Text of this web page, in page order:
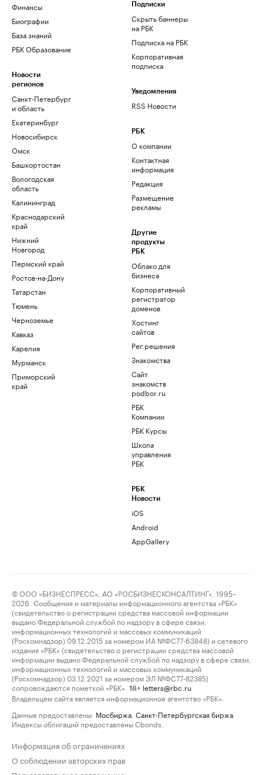
Финансы
Биографии
База знаний
РБК Образование
Новости
регионов
Санкт-Петербург
и область
Екатеринбург
Новосибирск
Омск
Башкортостан
Вологодская
область
Калининград
Краснодарский
край
Нижний
Новгород
Пермский край
Ростов-на-Дону
Татарстан
Тюмень
Черноземье
Кавказ
Карелия
Мурманск
Приморский
край
Подписки
Скрыть баннеры
на РБК
Подписка на РБК
Корпоративная
подписка
Уведомления
RSS Новости
РБК
О компании
Контактная
информация
Редакция
Размещение
рекламы
Другие
продукты
РБК
Облако для
бизнеса
Корпоративный
регистратор
доменов
Хостинг
сайтов
Рег.решения
Знакомства
Сайт
знакомств
podbor.ru
РБК
Компании
РБК Курсы
Школа
управления
РБК
РБК
Новости
iOS
Android
AppGallery
© ООО «БИЗНЕСПРЕСС», АО «РОСБИЗНЕСКОНСАЛТИНГ», 1995–
2026. Сообщения и материалы информационного агентства «РБК»
(свидетельство о регистрации средства массовой информации
выдано Федеральной службой по надзору в сфере связи,
информационных технологий и массовых коммуникаций
(Роскомнадзор) 09.12.2015 за номером ИА №ФС77-63848) и сетевого
издания «РБК» (свидетельство о регистрации средства массовой
информации выдано Федеральной службой по надзору в сфере связи,
информационных технологий и массовых коммуникаций
(Роскомнадзор) 03.12.2021 за номером ЭЛ №ФС77-82385)
сопровождаются пометкой «РБК».
18+ letters@rbc.ru
Владельцем сайта является информационное агентство «РБК».
Данные предоставлены: Мосбиржа Санкт-Петербургская биржа
Индексы облигаций предоставлены Cbonds.
Информация об ограничениях
О соблюдении авторских прав